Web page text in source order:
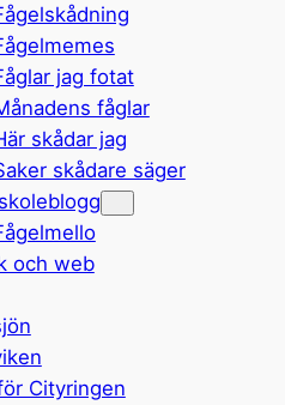
jag fotat
fåglar
skådar jag
skådare säger
och web
Cityringen